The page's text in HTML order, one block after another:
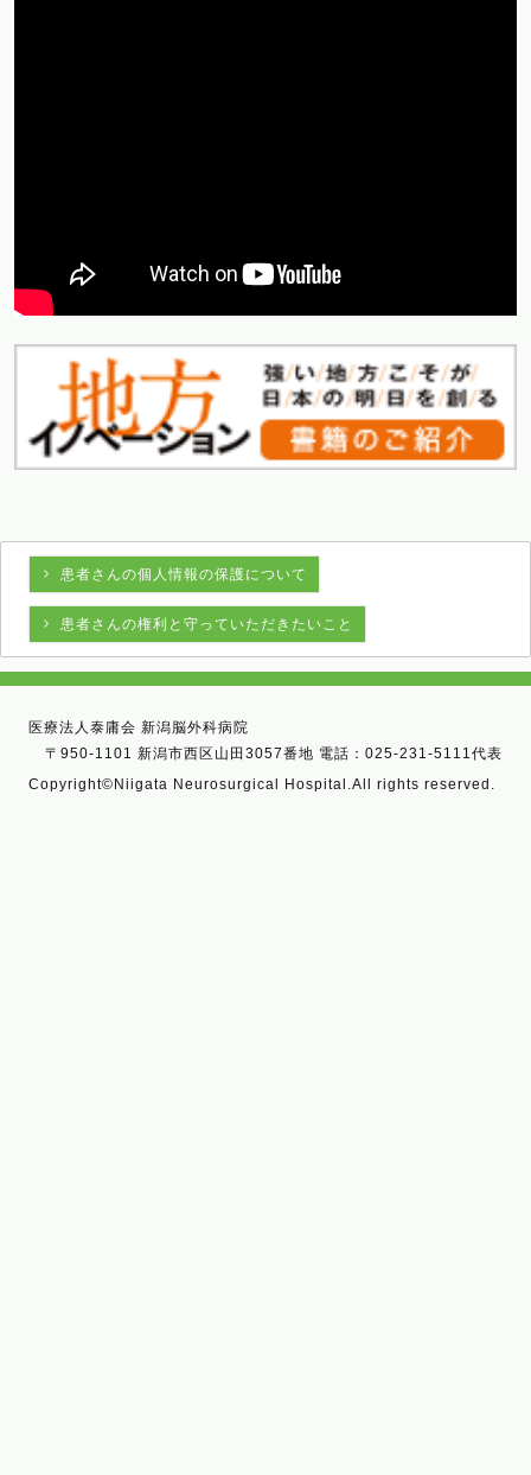
患者さんの個人情報の保護について
患者さんの権利と守っていただきたいこと
医療法人泰庸会 新潟脳外科病院
〒950-1101 新潟市西区山田3057番地 電話：025-231-5111代表
Copyright©Niigata Neurosurgical Hospital.All rights reserved.